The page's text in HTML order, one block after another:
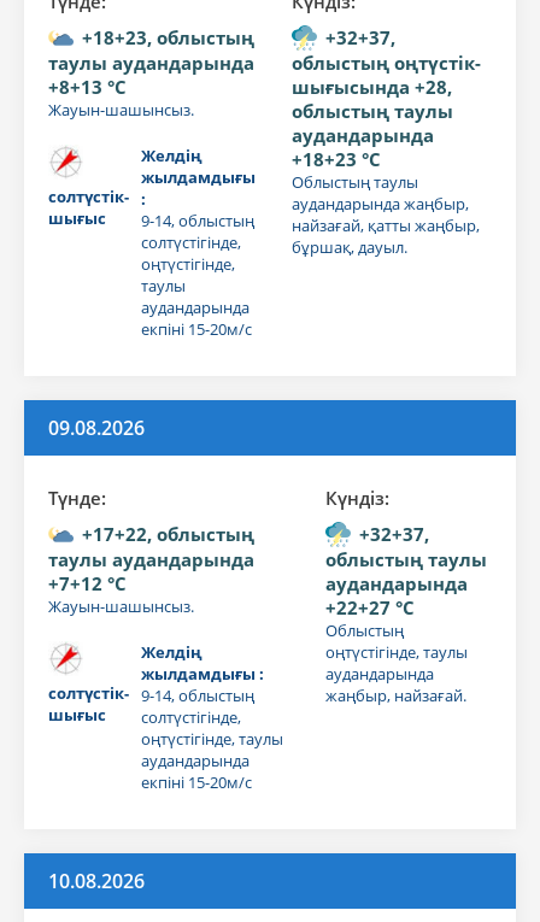
+18+23, облыстың
таулы аудандарында
+8+13 °C
Жауын-шашынсыз.
солтүстік-
шығыс
Желдің
жылдамдығы
:
9-14, облыстың
солтүстігінде,
оңтүстігінде,
таулы
аудандарында
екпіні 15-20м/с
+32+37,
облыстың оңтүстік-
шығысында +28,
облыстың таулы
аудандарында
+18+23 °C
Облыстың таулы
аудандарында жаңбыр,
найзағай, қатты жаңбыр,
бұршақ, дауыл.
09.08.2026
Түнде:
+17+22, облыстың
таулы аудандарында
+7+12 °C
Жауын-шашынсыз.
солтүстік-
шығыс
Желдің
жылдамдығы :
9-14, облыстың
солтүстігінде,
оңтүстігінде, таулы
аудандарында
екпіні 15-20м/с
Күндiз:
+32+37,
облыстың таулы
аудандарында
+22+27 °C
Облыстың
оңтүстігінде, таулы
аудандарында
жаңбыр, найзағай.
10.08.2026